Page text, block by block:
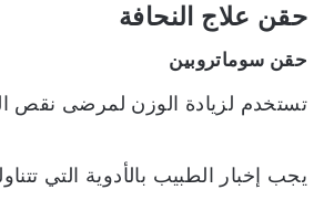
حقن علاج النحافة
حقن سوماتروبين
تستخدم لزيادة الوزن لمرضى نقص
يجب إخبار الطبيب بالأدوية التي